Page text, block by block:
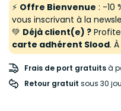
⚡ Offre Bienvenue : -10
vous inscrivant à la
💚 Déjà client(e) ?
carte adhérent Slood.
Frais de port gratuitsà
Retour gratuit sous 30